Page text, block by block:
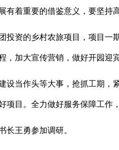
着重要的借鉴意义，要坚持
资的乡村农旅项目，项目
加大宣传营销，做好开园迎
当作头等大事，抢抓工期
目。全力做好服务保障工作
长王勇参加调研。